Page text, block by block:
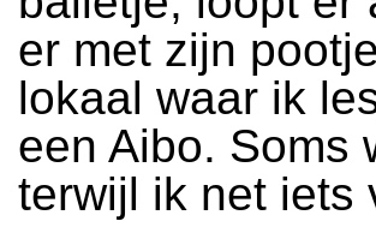
er met zijn
lokaal waar ik
een Aibo. Soms
terwijl ik net iets